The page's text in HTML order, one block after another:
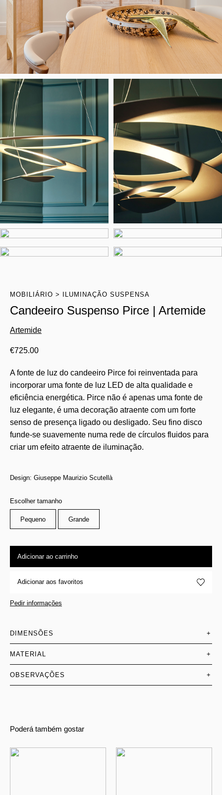
MOBILIÁRIO ILUMINAÇÃO SUSPENSA
Candeeiro Suspenso Pirce | Artemide
Artemide
€725.00
A fonte de luz do candeeiro Pirce foi reinventada para
incorporar uma fonte de luz LED de alta qualidade e
eficiência energética. Pirce não é apenas uma fonte de
luz elegante, é uma decoração atraente com um forte
senso de presença ligado ou desligado. Seu fino disco
funde-se suavemente numa rede de círculos fluidos para
criar um efeito atraente de iluminação.
Design: Giuseppe Maurizio Scutellà
Escolher tamanho
Pequeno Grande
Adicionar ao carrinho
Adicionar aos favoritos
Pedir informações
DIMENSÕES +
MATERIAL +
OBSERVAÇÕES +
Poderá também gostar